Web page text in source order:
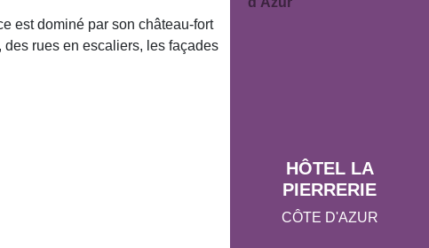
est dominé par son château-fort
rues en escaliers, les façades
HÔTEL LA
PIERRERIE
CÔTE D'AZUR